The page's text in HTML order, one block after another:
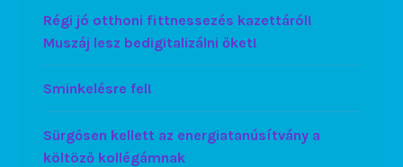
Régi jó otthoni fittnessezés kazettáról!
Muszáj lesz bedigitalizálni őket!
Sminkelésre fel!
Sürgősen kellett az energiatanúsítvány a
költöző kollégámnak